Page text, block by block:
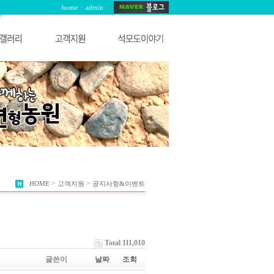
home : admin
HOME > 고객지원 > 공지사항&이벤트
Total 111,010
글쓴이 날짜 조회